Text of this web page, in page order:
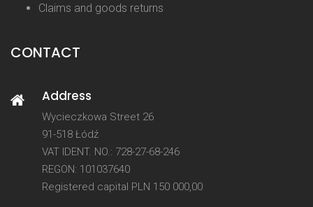
Claims and goods returns
CONTACT
Address
Wycieczkowa Street 26
91-518 Łódź
VAT IDENT. NO.: 728-27-68-246
REGON: 101037640
Registered capital PLN 150 000,00